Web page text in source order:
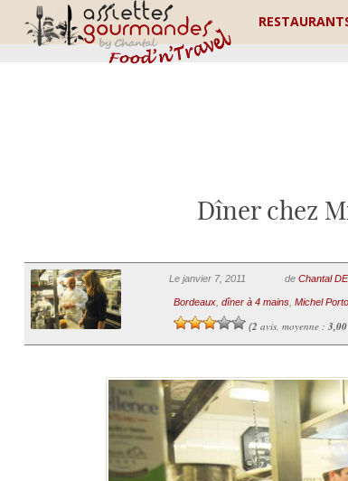
Dîner chez
Le janvier 7, 2011 de Chantal
Bordeaux, dîner à 4 mains, Michel
(2 avis, moyenne : 3,00